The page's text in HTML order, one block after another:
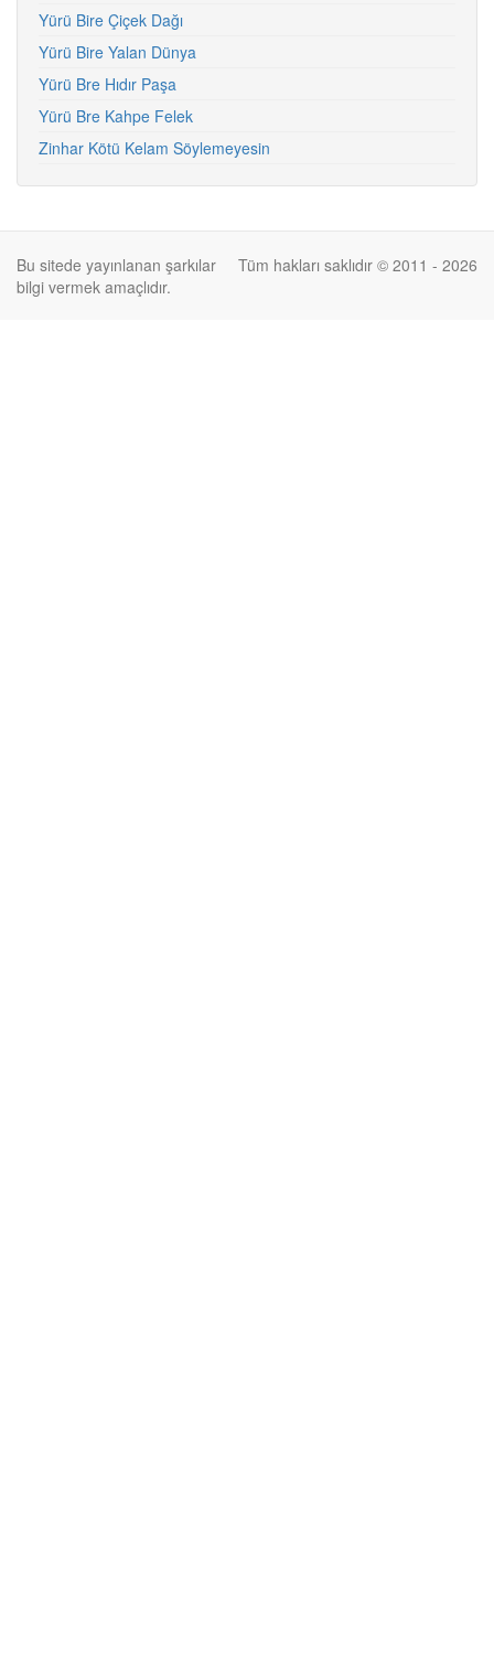
Yürü Bire Çiçek Dağı
Yürü Bire Yalan Dünya
Yürü Bre Hıdır Paşa
Yürü Bre Kahpe Felek
Zinhar Kötü Kelam Söylemeyesin
Tüm hakları saklıdır © 2011 - 2026
Bu sitede yayınlanan şarkılar
bilgi vermek amaçlıdır.